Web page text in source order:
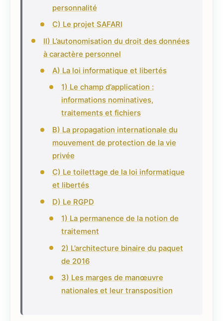
personnalité
C) Le projet SAFARI
II) L’autonomisation du droit des données
à caractère personnel
A) La loi informatique et libertés
1) Le champ d’application :
informations nominatives,
traitements et fichiers
B) La propagation internationale du
mouvement de protection de la vie
privée
C) Le toilettage de la loi informatique
et libertés
D) Le RGPD
1) La permanence de la notion de
traitement
2) L’architecture binaire du paquet
de 2016
3) Les marges de manœuvre
nationales et leur transposition